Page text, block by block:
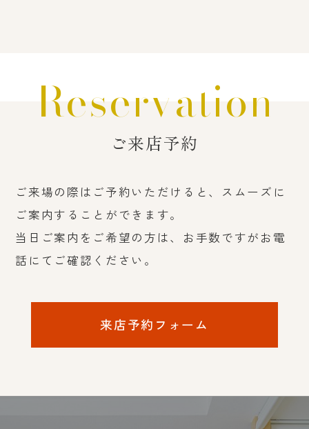
Reservation
ご来店予約
ご来場の際はご予約いただけると、スムーズに
ご案内することができます。
当日ご案内をご希望の方は、お手数ですがお電
話にてご確認ください。
来店予約フォーム